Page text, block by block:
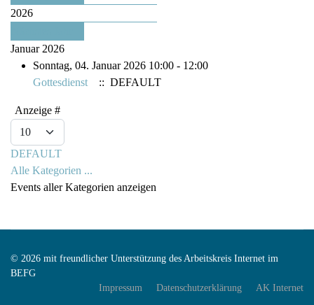
2026
Januar 2026
Sonntag, 04. Januar 2026 10:00 - 12:00
Gottesdienst
:: DEFAULT
Limite der Paginierungsliste
Anzeige #
DEFAULT
Alle Kategorien ...
Events aller Kategorien anzeigen
© 2026 mit freundlicher Unterstützung des Arbeitskreis Internet im
BEFG
Impressum
Datenschutzerklärung AK Internet